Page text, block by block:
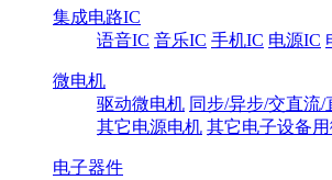
集成电路IC
语音IC 音乐IC 手机IC 电源IC
微电机
驱动微电机 同步/异步/交直流/
其它电源电机 其它电子设备
电子器件